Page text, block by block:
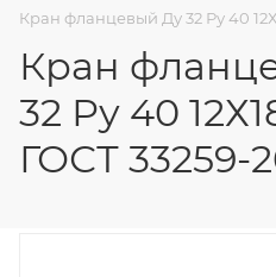
Кран фланцевый Ду 32 Ру 40
Кран
32 Ру 40
ГОСТ 33259-